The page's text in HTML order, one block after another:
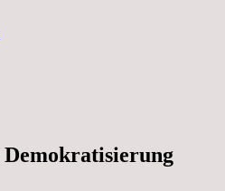
Demokratisierung